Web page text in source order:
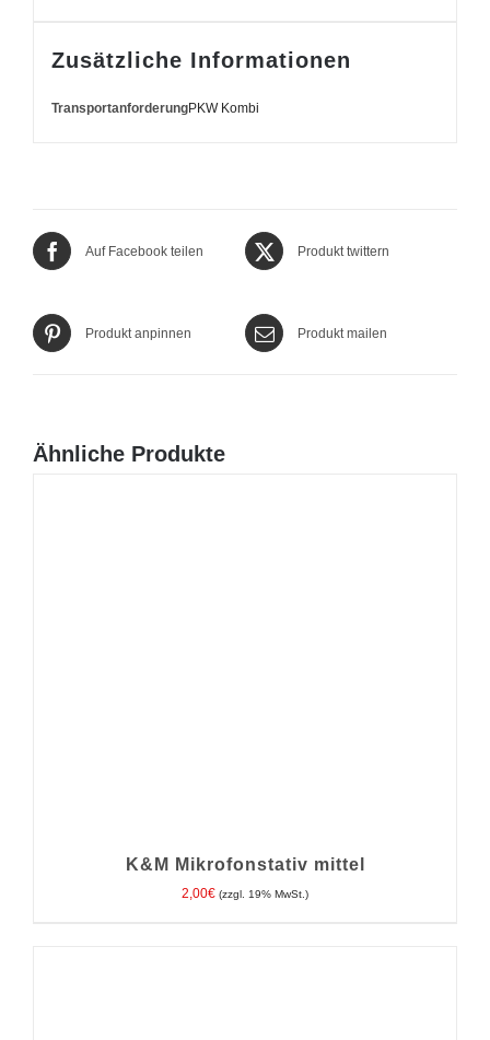
Zusätzliche Informationen
TransportanforderungPKW Kombi
Auf Facebook teilen Produkt twittern
Produkt anpinnen Produkt mailen
Ähnliche Produkte
K&M Mikrofonstativ mittel
2,00€ (zzgl. 19% MwSt.)